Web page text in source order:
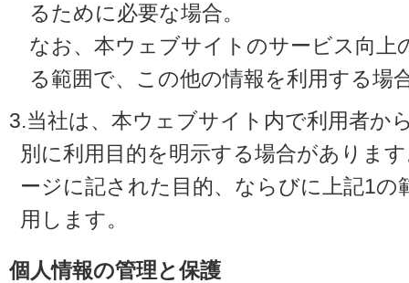
るために必要な場合。
なお、本ウェブサイトのサービス向上
る範囲で、この他の情報を利用する場
3.当社は、本ウェブサイト内で利用者か
別に利用目的を明示する場合がありま
ージに記された目的、ならびに上記1の
用します。
個人情報の管理と保護